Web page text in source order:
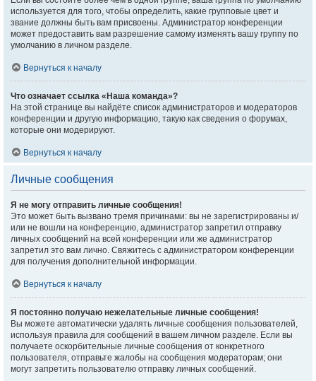
используется для того, чтобы определить, какие групповые цвет и
звание должны быть вам присвоены. Администратор конференции
может предоставить вам разрешение самому изменять вашу группу по
умолчанию в личном разделе.
Вернуться к началу
Что означает ссылка «Наша команда»?
На этой странице вы найдёте список администраторов и модераторов
конференции и другую информацию, такую как сведения о форумах,
которые они модерируют.
Вернуться к началу
Личные сообщения
Я не могу отправить личные сообщения!
Это может быть вызвано тремя причинами: вы не зарегистрированы и/
или не вошли на конференцию, администратор запретил отправку
личных сообщений на всей конференции или же администратор
запретил это вам лично. Свяжитесь с администратором конференции
для получения дополнительной информации.
Вернуться к началу
Я постоянно получаю нежелательные личные сообщения!
Вы можете автоматически удалять личные сообщения пользователей,
используя правила для сообщений в вашем личном разделе. Если вы
получаете оскорбительные личные сообщения от конкретного
пользователя, отправьте жалобы на сообщения модераторам; они
могут запретить пользователю отправку личных сообщений.